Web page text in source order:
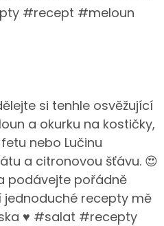
si tenhle osvěžující
a okurku na kostičky,
nebo Lučinu
a citronovou šťávu. 😍
podávejte pořádně
jednoduché recepty mě
♥️ #salat #recepty